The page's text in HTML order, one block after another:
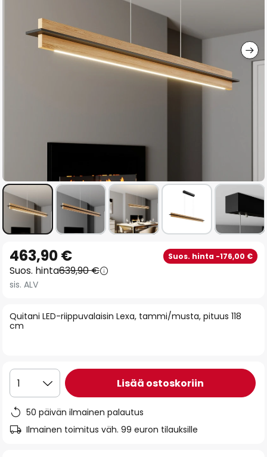
gallery
to
the
beginning
the
images
Quitani LED-riippuvalaisin Lexa, tammi/musta, pituus 118
cm
463,90 € Suos. hinta -176,00 €
Suos. hinta639,90 €
sis. ALV
1 Lisää ostoskoriin
50 päivän ilmainen palautus
Ilmainen toimitus väh. 99 euron tilauksille